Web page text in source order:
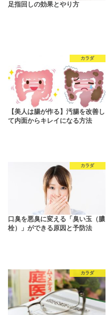
足指回しの効果とやり方
カラダ
【美人は腸が作る】汚腸を改善し
て内面からキレイになる方法
カラダ
口臭を悪臭に変える「臭い玉（膿
栓）」ができる原因と予防法
カラダ